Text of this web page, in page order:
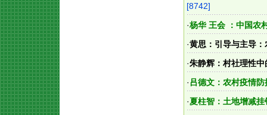
[8742]
·杨华 王会 ：中国农
·黄思：引导与主导
·朱静辉：村社理性
· 吕德文：农村疫情
·夏柱智：土地增减